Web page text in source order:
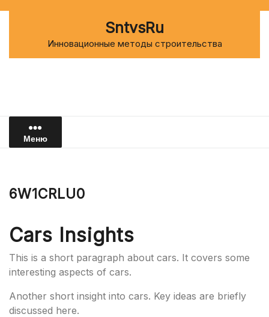
SntvsRu
Инновационные методы строительства
Меню
6W1CRLU0
Cars Insights
This is a short paragraph about cars. It covers some
interesting aspects of cars.
Another short insight into cars. Key ideas are briefly
discussed here.